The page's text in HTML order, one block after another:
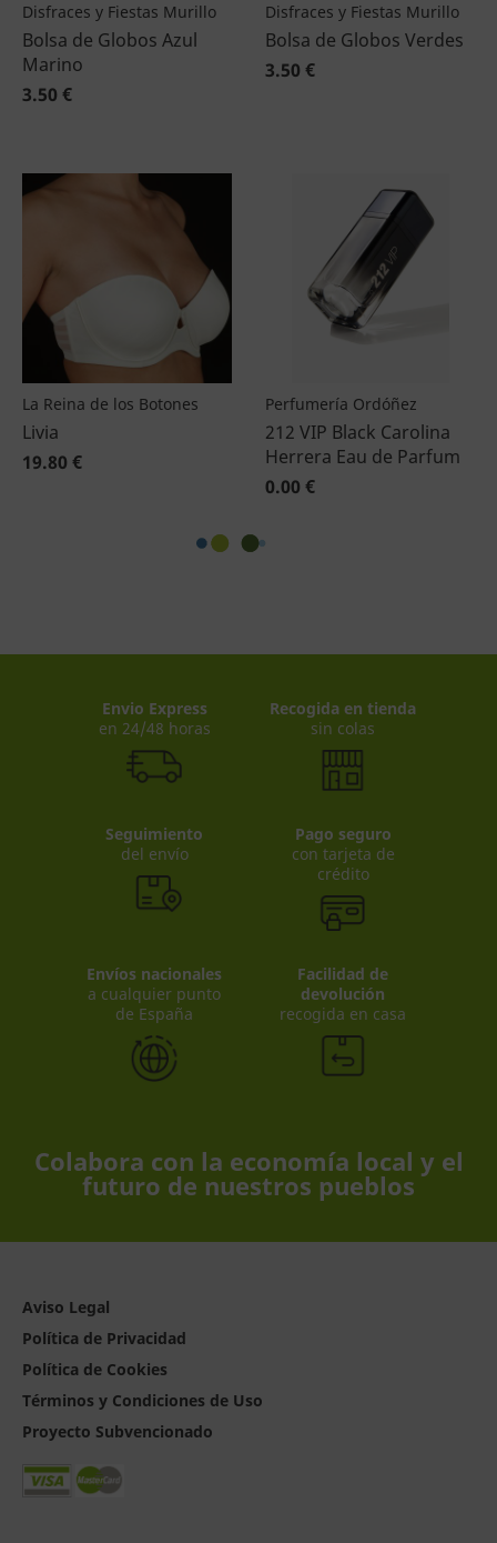
Disfraces y Fiestas Murillo
Bolsa de Globos Azul
Marino
3.50 €
Disfraces y Fiestas Murillo
Bolsa de Globos Verdes
3.50 €
La Reina de los Botones
Livia
19.80 €
Perfumería Ordóñez
212 VIP Black Carolina
Herrera Eau de Parfum
0.00 €
Envio Express
en 24/48 horas
Recogida en tienda
sin colas
Seguimiento
del envío
Pago seguro
con tarjeta de
crédito
Envíos nacionales
a cualquier punto
de España
Facilidad de
devolución
recogida en casa
Colabora con la economía local y el
futuro de nuestros pueblos
Aviso Legal
Política de Privacidad
Política de Cookies
Términos y Condiciones de Uso
Proyecto Subvencionado